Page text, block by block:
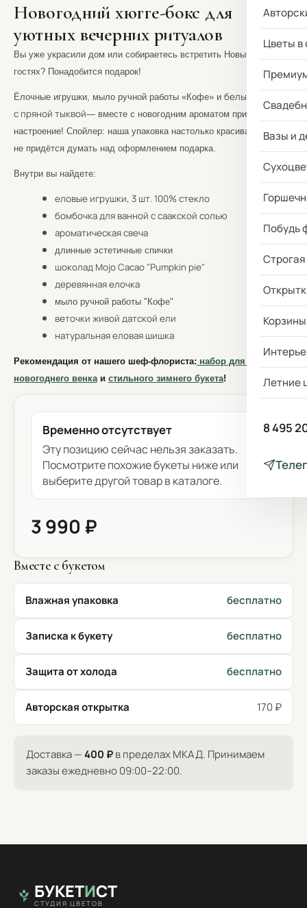
Цветы в
Вазы и
Побудь
Летние
8 495
Новогодний хюгге-бокс для
уютных вечерних ритуалов
Вы уже украсили дом или собираетесь встретить Новый год в
гостях? Понадобится подарок!
Ёлочные игрушки, мыло ручной работы «Кофе» и белый шоколад
с пряной тыквой— вместе с новогодним ароматом придёт и
настроение! Спойлер: наша упаковка настолько красивая, что вам
не придётся думать над оформлением подарка.
Внутри вы найдете:
еловые игрушки, 3 шт. 100% стекло
бомбочка для ванной с саакской солью
ароматическая свеча
длинные эстетичные спички
шоколад Mojo Cacao "Pumpkin pie"
деревянная елочка
мыло ручной работы "Кофе"
веточки живой датской ели
натуральная еловая шишка
Рекомендация от нашего шеф-флориста: набор для сборки
новогоднего венкаи стильного зимнего букета!
Временно отсутствует
Эту позицию сейчас нельзя заказать.
Посмотрите похожие букеты ниже или
выберите другой товар в каталоге.
3 990 ₽
Вместе с букетом
Влажная упаковка бесплатно
Записка к букету бесплатно
Защита от холода бесплатно
Авторская открытка 170 ₽
Доставка —400 ₽в пределах МКАД. Принимаем
заказы ежедневно 09:00–22:00.
БУКЕТИСТ
СТУДИЯ ЦВЕТОВ